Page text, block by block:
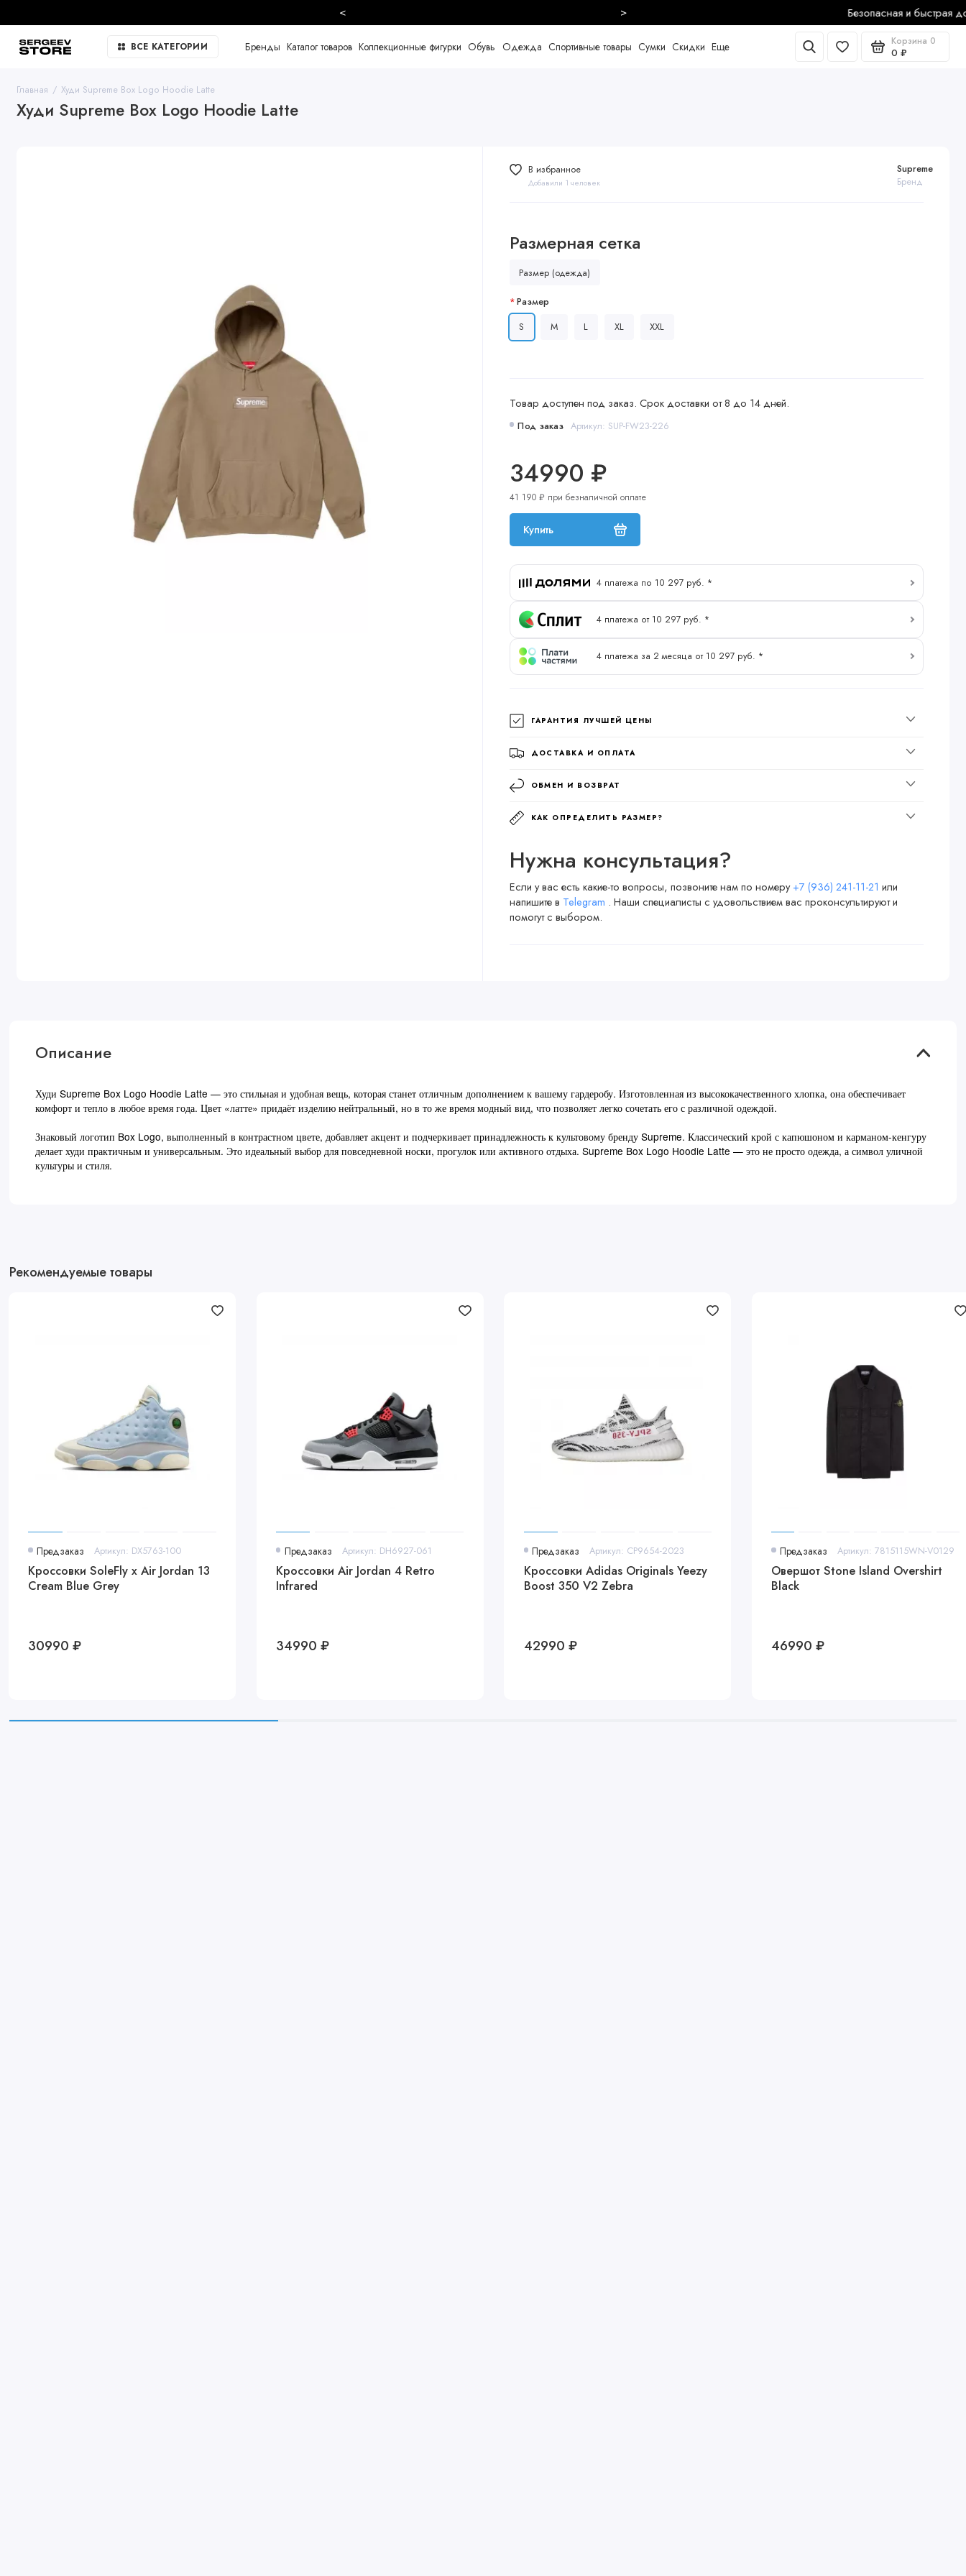
< >
ВСЕ КАТЕГОРИИ Бренды Каталог товаров Коллекционные фигурки Обувь Одежда Спортивные товары Сумки Скидки Еще Корзина 0
0 ₽
Главная Худи Supreme Box Logo Hoodie Latte
Худи Supreme Box Logo Hoodie Latte
Товар доступен под заказ. Срок доставки от 8 до 14 дней.
Под заказ Артикул: SUP-FW23-226
Supreme
Бренд
34990 ₽
41 190 ₽ при безналичной оплате
Купить
4 платежа по 10 297 руб. *
4 платежа от 10 297 руб. *
4 платежа за 2 месяца от 10 297 руб. *
В избранное
Добавили 1 человек
Размерная сетка
Размер (одежда)
Размер
S
M L XL XXL
ГАРАНТИЯ ЛУЧШЕЙ ЦЕНЫ
ДОСТАВКА И ОПЛАТА
ОБМЕН И ВОЗВРАТ
КАК ОПРЕДЕЛИТЬ РАЗМЕР?
Нужна консультация?
Если у вас есть какие-то вопросы, позвоните нам по номеру+7 (936) 241-11-21 или
напишите в Telegram . Наши специалисты с удовольствием вас проконсультируют и
помогут с выбором.
Описание
Худи Supreme Box Logo Hoodie Latte — это стильная и удобная вещь, которая станет отличным дополнением к вашему гардеробу. Изготовленная из высококачественного хлопка, она обеспечивает
комфорт и тепло в любое время года. Цвет «латте» придаёт изделию нейтральный, но в то же время модный вид, что позволяет легко сочетать его с различной одеждой.
Знаковый логотип Box Logo, выполненный в контрастном цвете, добавляет акцент и подчеркивает принадлежность к культовому бренду Supreme. Классический крой с капюшоном и карманом-кенгуру
делает худи практичным и универсальным. Это идеальный выбор для повседневной носки, прогулок или активного отдыха. Supreme Box Logo Hoodie Latte — это не просто одежда, а символ уличной
культуры и стиля.
Рекомендуемые товары
Предзаказ Артикул: DX5763-100
Кроссовки SoleFly x Air Jordan 13
Cream Blue Grey
30990 ₽
Предзаказ Артикул: DH6927-061
Кроссовки Air Jordan 4 Retro
Infrared
34990 ₽
Предзаказ Артикул: CP9654-2023
Кроссовки Adidas Originals Yeezy
Boost 350 V2 Zebra
42990 ₽
Предзаказ Артикул: 7815115WN-V0129
Овершот Stone Island Overshirt
Black
46990 ₽